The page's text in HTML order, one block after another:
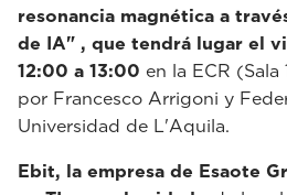
resonancia magnética a
de IA" , que tendrá lugar el
12:00 a 13:00 en la ECR (Sala
por Francesco Arrigoni y
Universidad de L'Aquila.
Ebit, la empresa de Esaote